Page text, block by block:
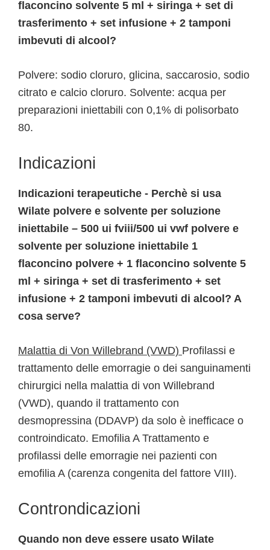
flaconcino solvente 5 ml + siringa + set di
trasferimento + set infusione + 2 tamponi
imbevuti di alcool?
Polvere: sodio cloruro, glicina, saccarosio, sodio
citrato e calcio cloruro. Solvente: acqua per
preparazioni iniettabili con 0,1% di polisorbato
80.
Indicazioni
Indicazioni terapeutiche - Perchè si usa
Wilate polvere e solvente per soluzione
iniettabile – 500 ui fviii/500 ui vwf polvere e
solvente per soluzione iniettabile 1
flaconcino polvere + 1 flaconcino solvente 5
ml + siringa + set di trasferimento + set
infusione + 2 tamponi imbevuti di alcool? A
cosa serve?
Malattia di Von Willebrand (VWD) Profilassi e
trattamento delle emorragie o dei sanguinamenti
chirurgici nella malattia di von Willebrand
(VWD), quando il trattamento con
desmopressina (DDAVP) da solo è inefficace o
controindicato. Emofilia A Trattamento e
profilassi delle emorragie nei pazienti con
emofilia A (carenza congenita del fattore VIII).
Controndicazioni
Quando non deve essere usato Wilate